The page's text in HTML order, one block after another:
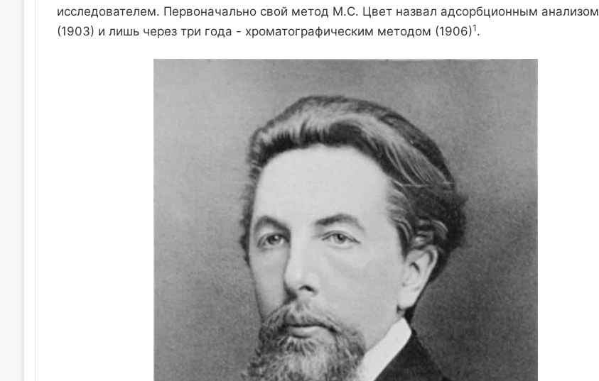
исследователем. Первоначально свой метод M.С. Цвет назвал адсорбционным анализом
(1903) и лишь через три года - хроматографическим методом (1906)1.